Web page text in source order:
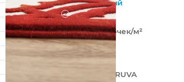
Машинный
?
Средний
613 200 точек/м²
13 мм
2900 г/м²
SARDES TRUVA